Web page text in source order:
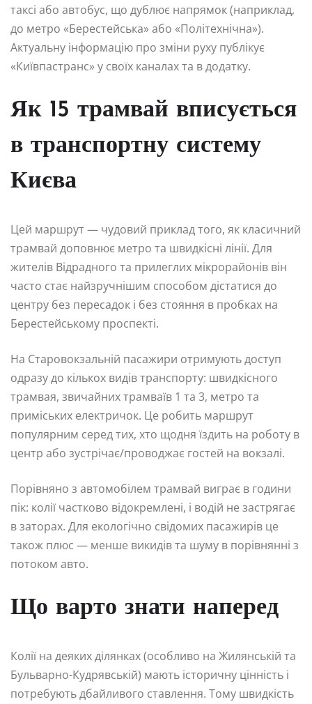
таксі або автобус, що дублює напрямок (наприклад,
до метро «Берестейська» або «Політехнічна»).
Актуальну інформацію про зміни руху публікує
«Київпастранс» у своїх каналах та в додатку.
Як 15 трамвай вписується
в транспортну систему
Києва
Цей маршрут — чудовий приклад того, як класичний
трамвай доповнює метро та швидкісні лінії. Для
жителів Відрадного та прилеглих мікрорайонів він
часто стає найзручнішим способом дістатися до
центру без пересадок і без стояння в пробках на
Берестейському проспекті.
На Старовокзальній пасажири отримують доступ
одразу до кількох видів транспорту: швидкісного
трамвая, звичайних трамваїв 1 та 3, метро та
приміських електричок. Це робить маршрут
популярним серед тих, хто щодня їздить на роботу в
центр або зустрічає/проводжає гостей на вокзалі.
Порівняно з автомобілем трамвай виграє в години
пік: колії частково відокремлені, і водій не застрягає
в заторах. Для екологічно свідомих пасажирів це
також плюс — менше викидів та шуму в порівнянні з
потоком авто.
Що варто знати наперед
Колії на деяких ділянках (особливо на Жилянській та
Бульварно-Кудрявській) мають історичну цінність і
потребують дбайливого ставлення. Тому швидкість